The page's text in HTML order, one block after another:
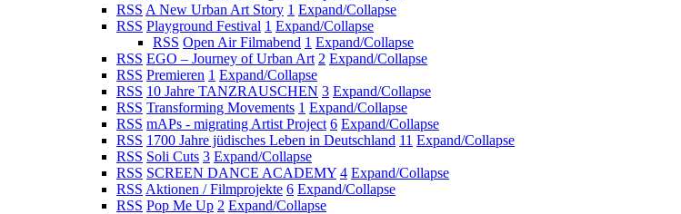
RSS A New Urban Art Story 1 Expand/Collapse
RSS Playground Festival 1 Expand/Collapse
RSS Open Air Filmabend 1 Expand/Collapse
RSS EGO – Journey of Urban Art 2 Expand/Collapse
RSS Premieren 1 Expand/Collapse
RSS 10 Jahre TANZRAUSCHEN 3 Expand/Collapse
RSS Transforming Movements 1 Expand/Collapse
RSS mAPs - migrating Artist Project 6 Expand/Collapse
RSS 1700 Jahre jüdisches Leben in Deutschland 11 Expand/Collapse
RSS Soli Cuts 3 Expand/Collapse
RSS SCREEN DANCE ACADEMY 4 Expand/Collapse
RSS Aktionen / Filmprojekte 6 Expand/Collapse
RSS Pop Me Up 2 Expand/Collapse